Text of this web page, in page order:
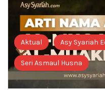
Aktual Asy Syariah
Seri Asmaul Husna